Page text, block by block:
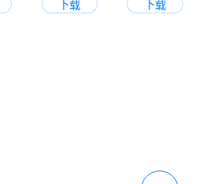
下载
下载